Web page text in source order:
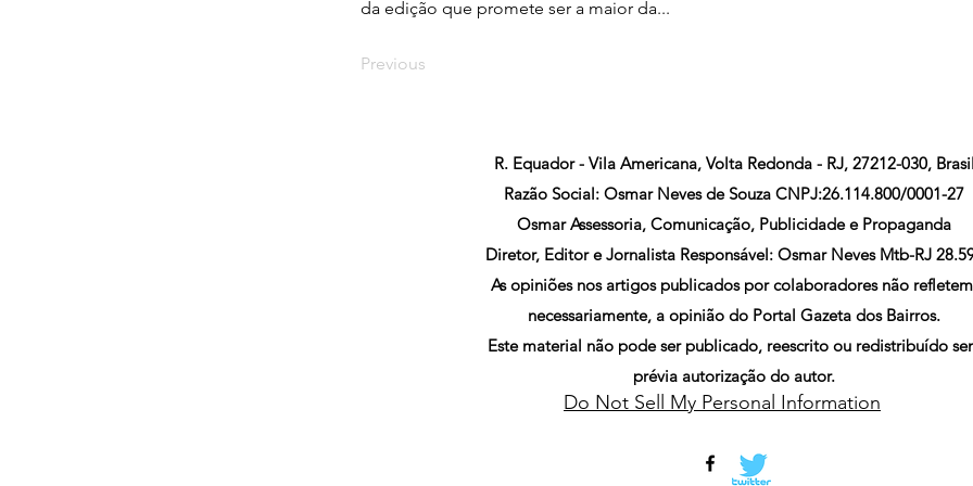
da edição que promete ser a maior da...
Previous
R. Equador - Vila Americana, Volta Redonda - RJ, 27212-030, Brasil
Razão Social: Osmar Neves de Souza CNPJ:26.114.800/0001-27
Osmar Assessoria, Comunicação, Publicidade e Propaganda
Diretor, Editor e Jornalista Responsável: Osmar Neves Mtb-RJ
As opiniões nos artigos publicados por colaboradores não
necessariamente, a opinião do Portal Gazeta dos Bairros.
Este material não pode ser publicado, reescrito ou redistribuído
prévia autorização do autor.
Do Not Sell My Personal Information